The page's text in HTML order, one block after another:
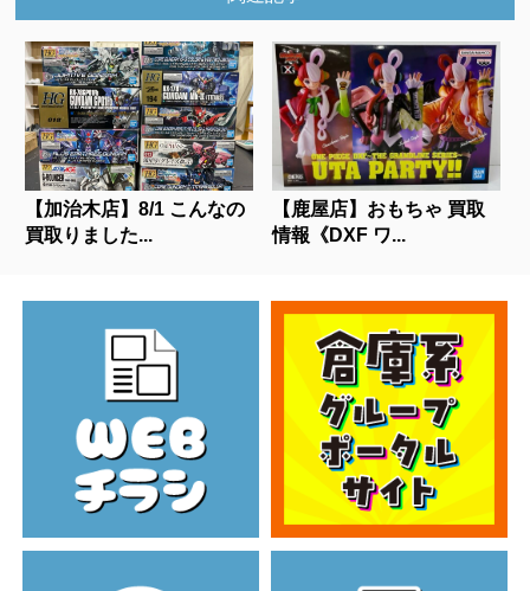
【加治木店】8/1 こんなの
買取りました...
【鹿屋店】おもちゃ 買取
情報《DXF ワ...